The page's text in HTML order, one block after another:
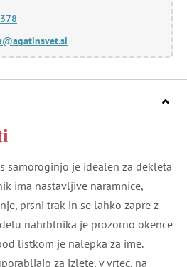
samoroginjo je idealen za dekleta
ima nastavljive naramnice,
prsni trak in se lahko zapre z
nahrbtnika je prozorno okence
listkom je nalepka za ime.
za izlete, v vrtec, na